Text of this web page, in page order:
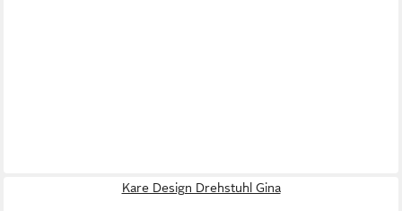
Kare Design Drehstuhl Gina